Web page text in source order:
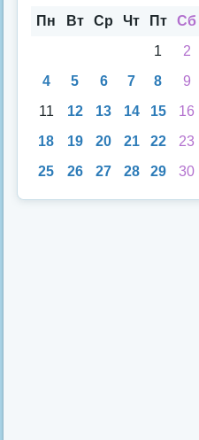
Пн Вт Ср Чт Пт Сб
1
2
4
5 6 7 8 9
11
12 13 14 15 16
18
19 20 21 22 23
25
26 27 28 29 30